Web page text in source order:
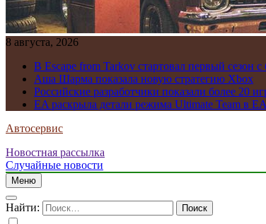
8 августа, 2026
В Escape from Tarkov стартовал первый
Аша Шарма показала новую стратегию Xbox
Российские разработчики показали более 20
EA раскрыла детали режима Ultimate Team в
Автосервис
Новостная рассылка
Случайные новости
Меню
Найти: